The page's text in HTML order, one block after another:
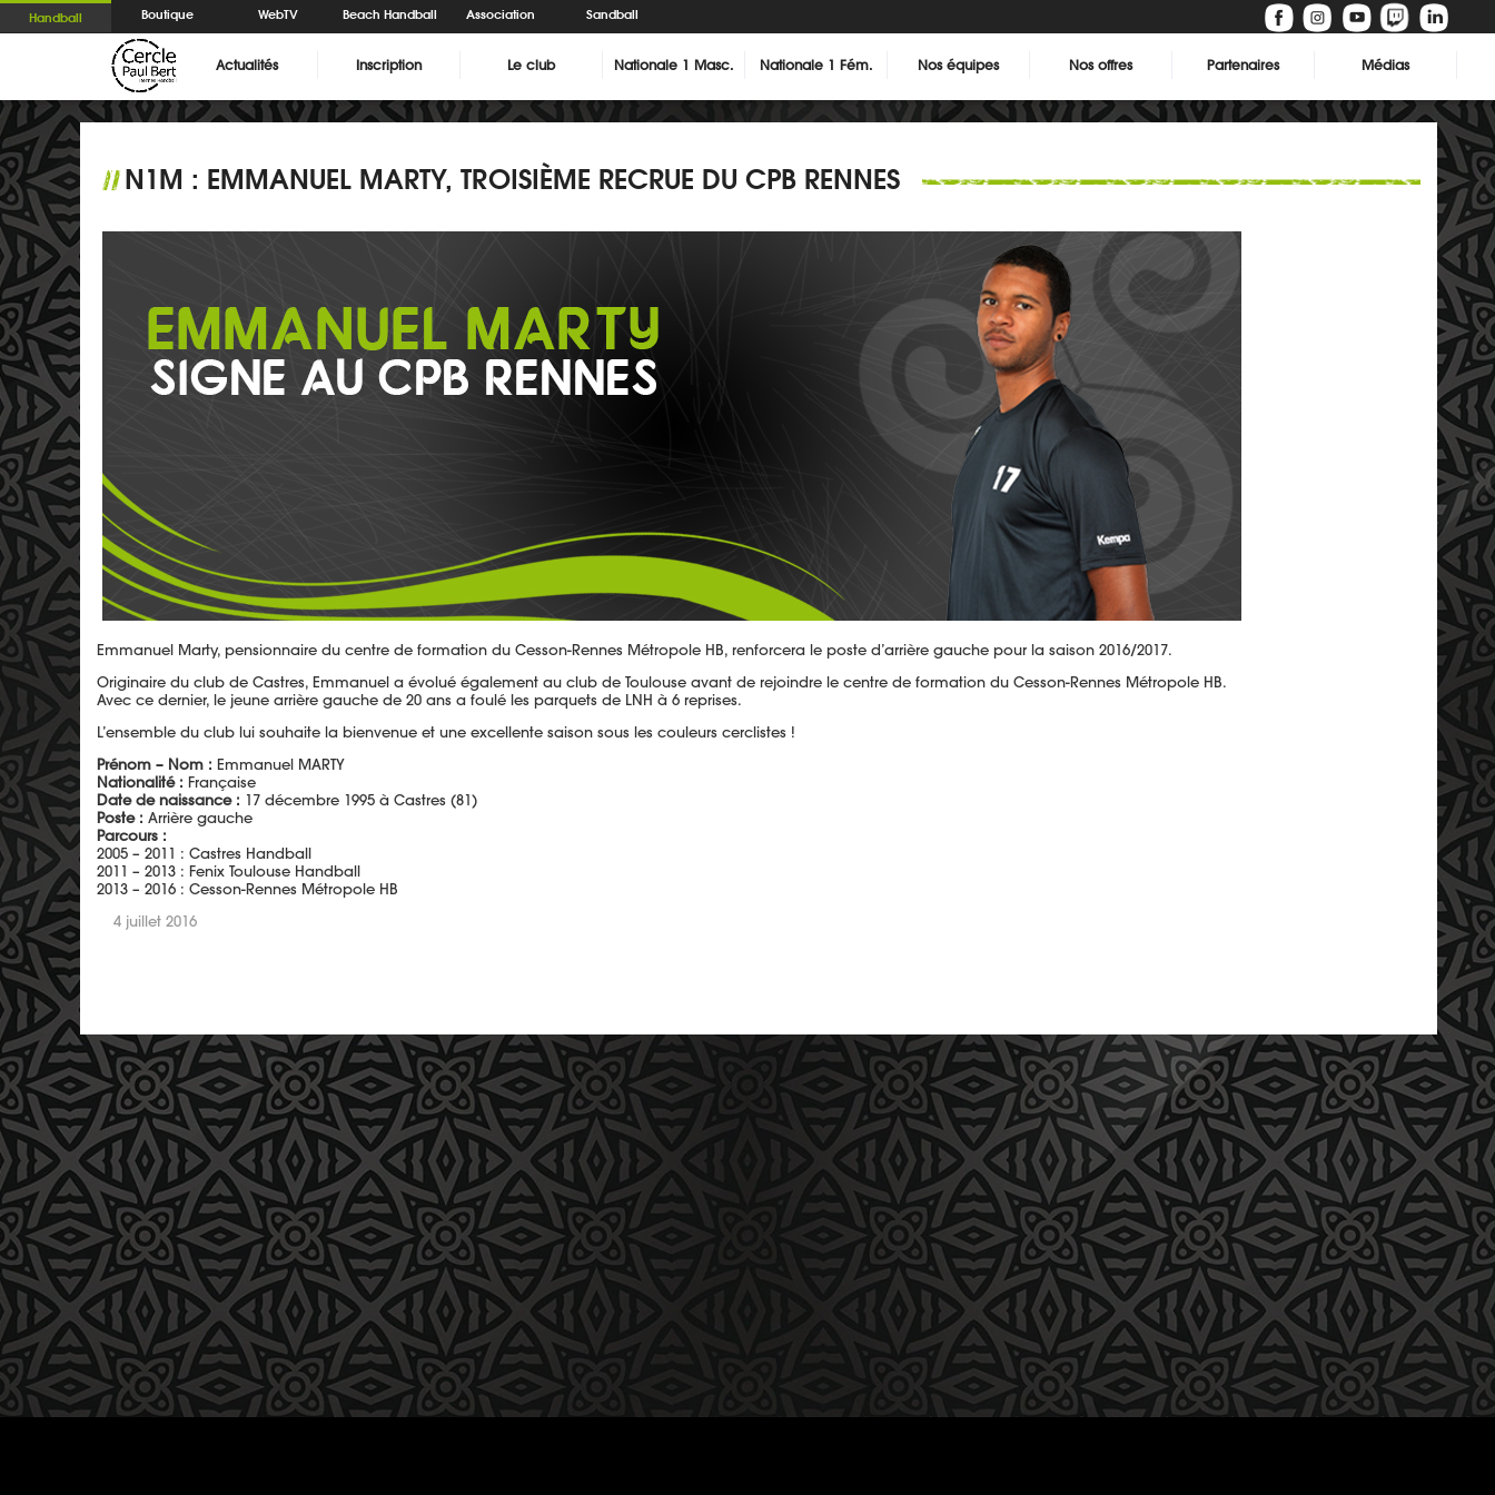
Handball Boutique WebTV Beach Handball Association Sandball
Actualités Inscription Le club Nationale 1 Masc. Nationale 1 Fém. Nos équipes Nos offres Partenaires Médias
//N1M : EMMANUEL MARTY, TROISIÈME RECRUE DU CPB RENNES
Emmanuel Marty, pensionnaire du centre de formation du Cesson-Rennes Métropole HB, renforcera le poste d’arrière gauche pour la saison 2016/2017.
Originaire du club de Castres, Emmanuel a évolué également au club de Toulouse avant de rejoindre le centre de formation du Cesson-Rennes Métropole HB.
Avec ce dernier, le jeune arrière gauche de 20 ans a foulé les parquets de LNH à 6 reprises.
L’ensemble du club lui souhaite la bienvenue et une excellente saison sous les couleurs cerclistes !
Prénom – Nom : Emmanuel MARTY
Nationalité : Française
Date de naissance : 17 décembre 1995 à Castres (81)
Poste : Arrière gauche
Parcours :
2005 – 2011 : Castres Handball
2011 – 2013 : Fenix Toulouse Handball
2013 – 2016 : Cesson-Rennes Métropole HB
4 juillet 2016